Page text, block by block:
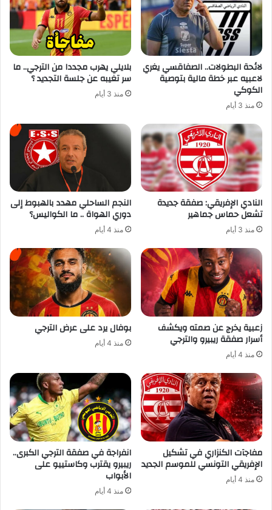
لائحة البطولات.. الصفاقسي يغري
لاعبيه عبر خطة مالية بتوصية
الكوكي
منذ 3 أيام
بلايلي يهرب مجددا من الترجي.. ما
سر تغيبه عن جلسة التجديد ؟
منذ 3 أيام
النادي الإفريقي: صفقة جديدة
تشعل حماس جماهير
منذ 3 أيام
النجم الساحلي مهدد بالهبوط إلى
دوري الهواة .. ما الكواليس؟
منذ 4 أيام
زعبية يخرج عن صمته ويكشف
أسرار صفقة ريبيرو والترجي
منذ 4 أيام
بوفال يرد على عرض الترجي
منذ 4 أيام
مفاجآت الكنزاري في تشكيل
الإفريقي التونسي للموسم الجديد
منذ 4 أيام
انفراجة في صفقة الترجي الكبرى..
ريبيرو يقترب وكاستييو على
الأبواب
منذ 4 أيام